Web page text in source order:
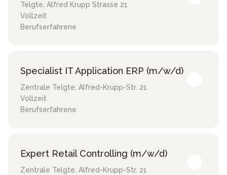
Telgte, Alfred Krupp Strasse 21
Vollzeit
Berufserfahrene
Specialist IT Application ERP (m/w/d)
Zentrale Telgte, Alfred-Krupp-Str. 21
Vollzeit
Berufserfahrene
Expert Retail Controlling (m/w/d)
Zentrale Telgte, Alfred-Krupp-Str. 21